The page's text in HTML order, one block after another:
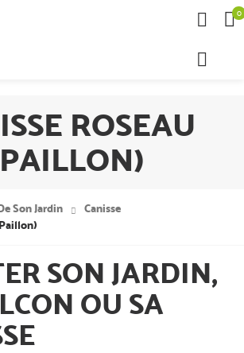
 0
ROSEAU
Son Jardin
Canisse
SON JARDIN,
OU SA